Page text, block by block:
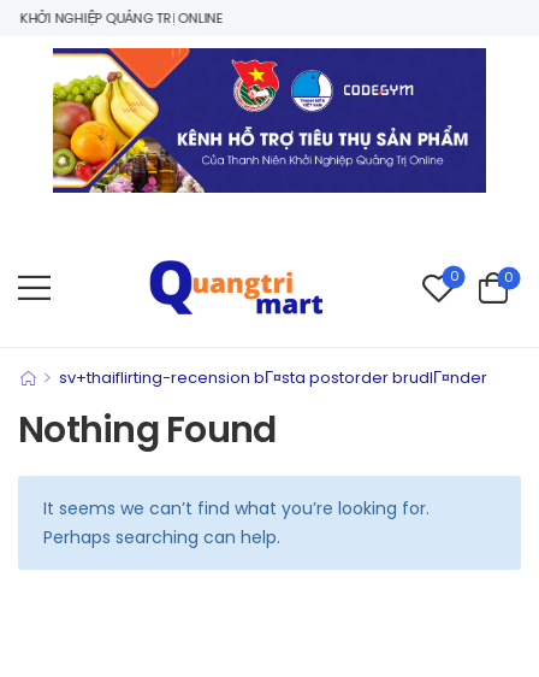
NGHIỆP QUẢNG TRỊ ONLINE
0 0
> sv+thaiflirting-recension bГ¤sta postorder brudlГ¤nder
Nothing Found
It seems we can’t find what you’re looking for.
Perhaps searching can help.